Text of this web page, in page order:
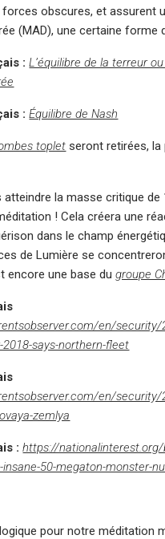
forces obscures, et assurent
(MAD), une certaine forme
: L’équilibre de la terreur
: Équilibre de Nash
toplet seront retirées, la
atteindre la masse critique de
! Cela créera une
dans le champ
de Lumière se
encore une base dugroupe
en/
says-northern-fleet
en/
zemlya
: https://
50-megaton-monster-
pour notre méditation